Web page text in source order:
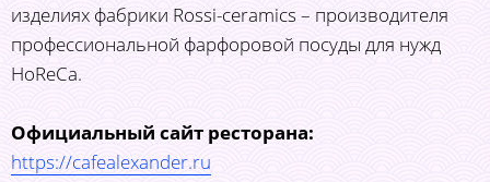
изделиях фабрики Rossi-ceramics – производителя
профессиональной фарфоровой посуды для нужд
HoReCa.
Официальный сайт ресторана:
https://cafealexander.ru